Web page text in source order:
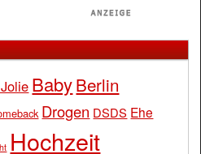
BabyBerlin
Drogen DSDS Ehe
Hochzeit